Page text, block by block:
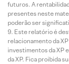
futuros. A
presentes neste
poderão ser
Este relatório é
relacionamento da
investimentos da XP
da XP. Fica proibida